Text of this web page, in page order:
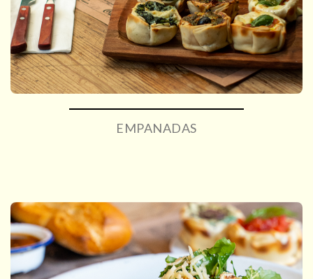
EMPANADAS